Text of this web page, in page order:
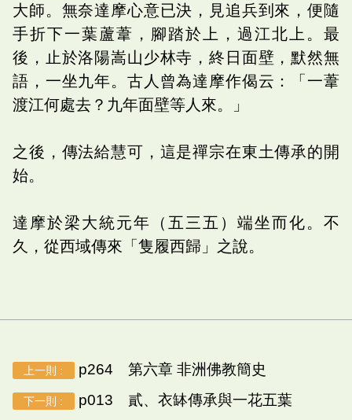
大師。無奈達摩心意已決，見追兵到來，便隨
手折下一葉蘆葦，腳踏於上，過江北上。最
後，止於洛陽嵩山少林寺，終日面壁，默然無
語，一坐九年。古人曾為達摩作偈云：「一葦
渡江何處去？九年面壁等人來。」
之後，傳法給慧可，這是禪宗在東土傳承的開
始。
達摩於梁大統元年（五三五）端坐而化。不
久，從西域傳來「隻履西歸」之說。
上一則 : p264 第六章 非洲佛教簡史
下一則 : p013 貳、衣缽傳承與一花五葉